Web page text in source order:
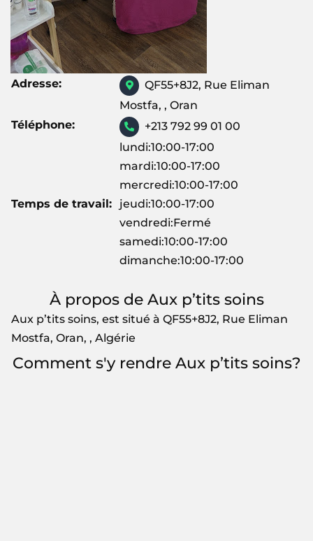
Adresse:
QF55+8J2, Rue Eliman
Mostfa, , Oran
Téléphone:
+213 792 99 01 00
Temps de travail:
lundi:10:00-17:00
mardi:10:00-17:00
mercredi:10:00-17:00
jeudi:10:00-17:00
vendredi:Fermé
samedi:10:00-17:00
dimanche:10:00-17:00
À propos de Aux p’tits soins
Aux p’tits soins, est situé à QF55+8J2, Rue Eliman
Mostfa, Oran, , Algérie
Comment s'y rendre Aux p’tits soins?